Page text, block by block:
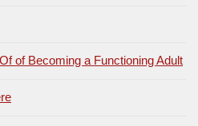
of Becoming a Functioning Adult